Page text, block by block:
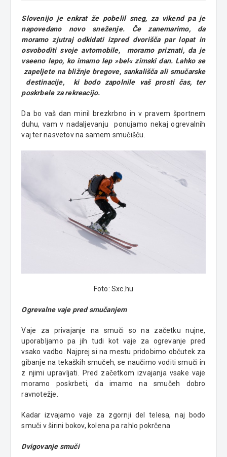
Slovenijo je enkrat že pobelil sneg, za vikend pa je
napovedano novo sneženje. Če zanemarimo, da
moramo zjutraj odkidati izpred dvorišča par lopat in
osvoboditi svoje avtomobile, moramo priznati, da je
vseeno lepo, ko imamo lep »bel« zimski dan. Lahko se
zapeljete na bližnje bregove, sankališča ali smučarske
destinacije, ki bodo zapolnile vaš prosti čas, ter
poskrbele za rekreacijo.
Da bo vaš dan minil brezkrbno in v pravem športnem
duhu, vam v nadaljevanju ponujamo nekaj ogrevalnih
vaj ter nasvetov na samem smučišču.
Foto: Sxc.hu
Ogrevalne vaje pred smučanjem
Vaje za privajanje na smuči so na začetku nujne,
uporabljamo pa jih tudi kot vaje za ogrevanje pred
vsako vadbo. Najprej si na mestu pridobimo občutek za
gibanje na tekaških smučeh, se naučimo voditi smuči in
z njimi upravljati. Pred začetkom izvajanja vsake vaje
moramo poskrbeti, da imamo na smučeh dobro
ravnotežje.
Kadar izvajamo vaje za zgornji del telesa, naj bodo
smuči v širini bokov, kolena pa rahlo pokrčena
Dvigovanje smuči